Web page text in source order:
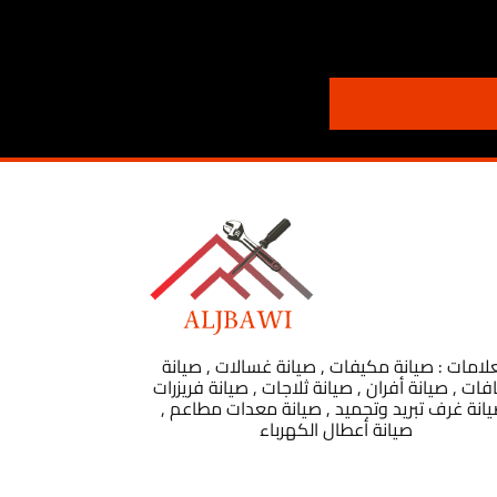
: صيانة مكيفات , صيانة غسالات , صيانة
, صيانة أفران , صيانة ثلاجات , صيانة فريزرات
غرف تبريد وتجميد , صيانة معدات مطاعم ,
صيانة أعطال الكهرباء